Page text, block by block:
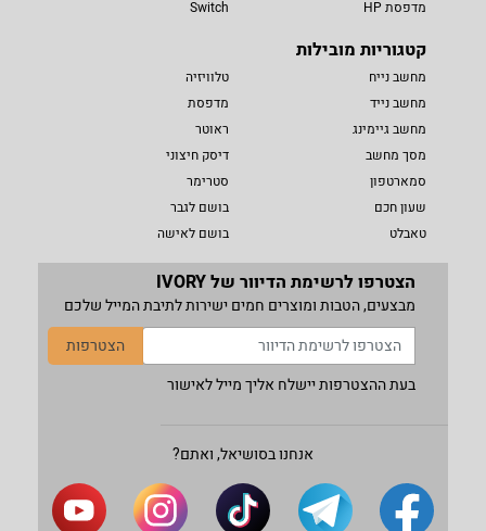
מדפסת HP
Switch
קטגוריות מובילות
מחשב נייח
מחשב נייד
מחשב גיימינג
מסך מחשב
סמארטפון
שעון חכם
טאבלט
טלוויזיה
מדפסת
ראוטר
דיסק חיצוני
סטרימר
בושם לגבר
בושם לאישה
הצטרפו לרשימת הדיוור של IVORY
מבצעים, הטבות ומוצרים חמים ישירות לתיבת המייל שלכם
הצטרפות
בעת ההצטרפות יישלח אליך מייל לאישור
אנחנו בסושיאל, ואתם?